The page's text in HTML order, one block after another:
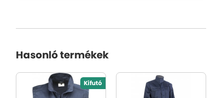
Hasonló termékek
Kifutó